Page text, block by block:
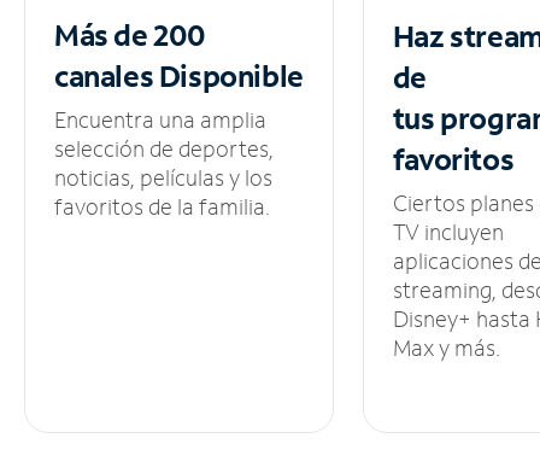
Más de 200
canalesDisponible
Encuentra una amplia
selección de deportes,
noticias, películas y los
favoritos de la familia.
Haz
de
tus
favoritos
Ciertos planes
TV incluyen
aplicaciones
streaming,
Disney+ hasta
Max y más.